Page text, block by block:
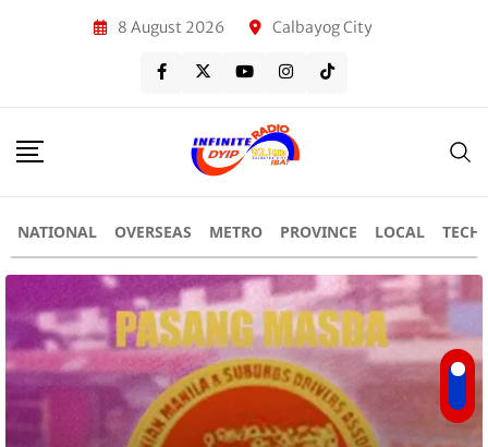
8 August 2026 Calbayog City
NATIONAL OVERSEAS METRO PROVINCE LOCAL TECH